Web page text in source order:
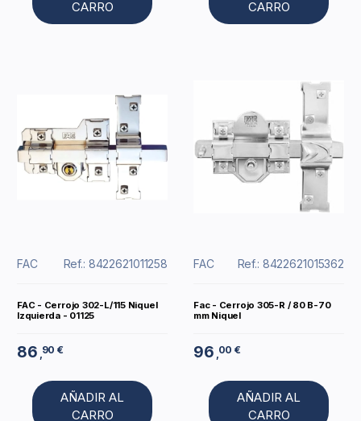
CARRO
CARRO
FAC Ref.: 8422621011258
FAC - Cerrojo 302-L/115 Niquel
Izquierda - 01125
86 90 €
AÑADIR AL
CARRO
FAC Ref.: 8422621015362
Fac - Cerrojo 305-R / 80 B-70
mm Niquel
96 00 €
AÑADIR AL
CARRO